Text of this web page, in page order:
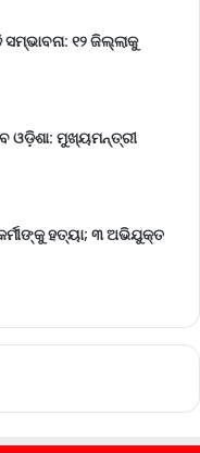
୧୨ ଜିଲ୍ଲାକୁ
ଓଡ଼ିଶା: ମୁଖ୍ୟମନ୍ତ୍ରୀ
ହତ୍ୟା; ୩ ଅଭିଯୁକ୍ତ